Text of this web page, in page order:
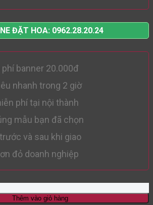
ĐẶT HOA: 0962.28.20.24
banner 20.000đ
nhanh trong 2 giờ
phí tại nội thành
mẫu bạn đã chọn
và sau khi giao
đỏ doanh nghiệp
Thêm vào giỏ hàng